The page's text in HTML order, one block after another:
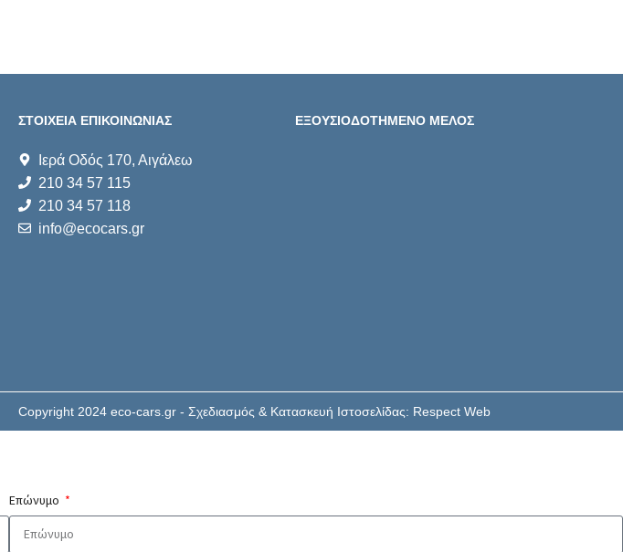
ΣΤΟΙΧΕΙΑ ΕΠΙΚΟΙΝΩΝΙΑΣ
Ιερά Οδός 170, Αιγάλεω
210 34 57 115
210 34 57 118
info@ecocars.gr
ΕΞΟΥΣΙΟΔΟΤΗΜΕΝΟ ΜΕΛΟΣ
Copyright 2024 eco-cars.gr - Σχεδιασμός & Κατασκευή Ιστοσελίδας: Respect Web
Επώνυμο